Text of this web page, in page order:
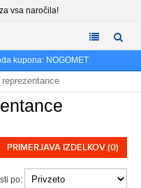
vsa naročila!
kupona: NOGOMET
PRIMERJAVA IZDELKOV (0)
po: